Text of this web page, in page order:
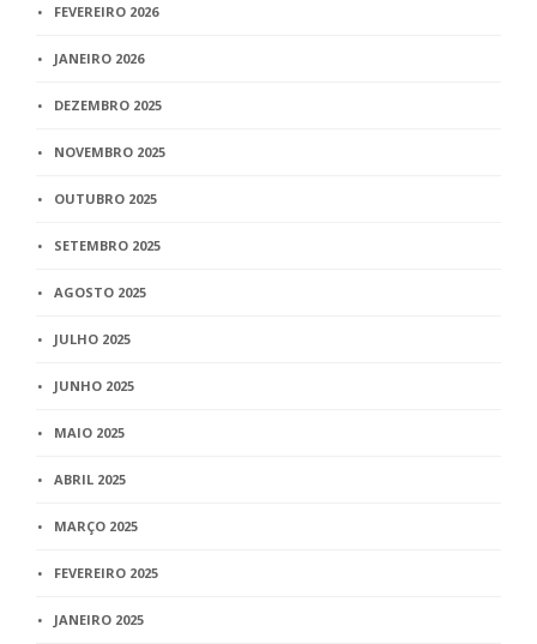
FEVEREIRO 2026
JANEIRO 2026
DEZEMBRO 2025
NOVEMBRO 2025
OUTUBRO 2025
SETEMBRO 2025
AGOSTO 2025
JULHO 2025
JUNHO 2025
MAIO 2025
ABRIL 2025
MARÇO 2025
FEVEREIRO 2025
JANEIRO 2025